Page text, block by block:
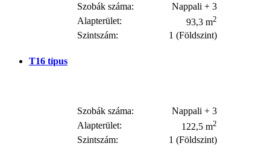
Szobák száma:
Nappali + 3
Alapterület:
93,3 m2
Szintszám: 1 (Földszint)
T16 típus
Szobák száma:
Nappali + 3
Alapterület:
122,5 m2
Szintszám: 1 (Földszint)